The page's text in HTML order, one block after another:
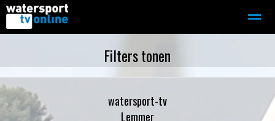
Motorboot-sloep Adverteren
Home Bellen
Filters tonen
watersport-tv
Lemmer